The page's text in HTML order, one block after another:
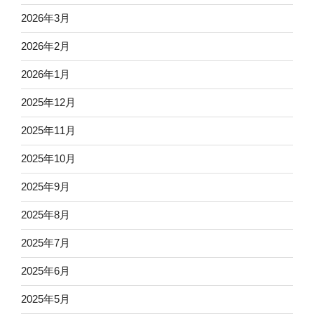
2026年3月
2026年2月
2026年1月
2025年12月
2025年11月
2025年10月
2025年9月
2025年8月
2025年7月
2025年6月
2025年5月